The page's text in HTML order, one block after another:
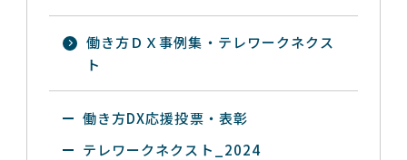
働き方ＤＸ事例集・テレワークネクス
ト
働き方DX応援投票・表彰
テレワークネクスト_2024